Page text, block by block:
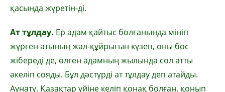
қасында жүретін-ді.
Ат тұлдау. Ер адам қайтыс болғанында мініп
жүрген атының жал-құйрығын күзеп, оны бос
жібереді де, өлген адамның жылында сол атты
әкеліп сояды. Бұл дәстүрді ат тұлдау деп атайды.
Аунату. Қазақтар үйіне келіп қонақ болған, қонып